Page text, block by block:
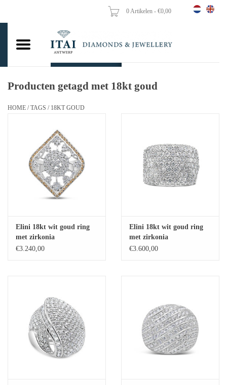
0 Artikelen - €0,00
Trouwringen
Oorbellen
Vrouw ringen
Baby Armbanden
Man Ringen
Merken
Exclusieve ringen
Producten getagd met 18kt goud
HOME /TAGS / 18KT GOUD
Elini 18kt wit goud ring
met zirkonia
€3.240,00
Elini 18kt wit goud ring
met zirkonia
€3.600,00